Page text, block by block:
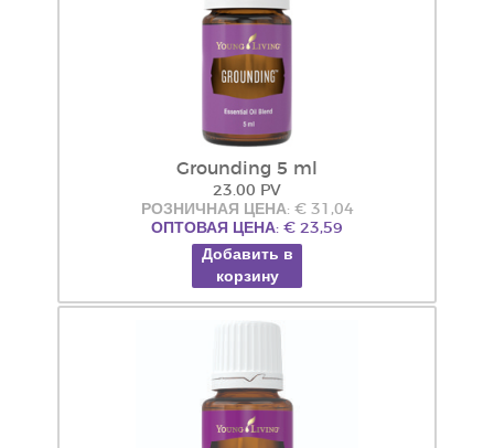
Grounding 5 ml
23.00 PV
РОЗНИЧНАЯ ЦЕНА: € 31,04
ОПТОВАЯ ЦЕНА: € 23,59
Добавить в
корзину